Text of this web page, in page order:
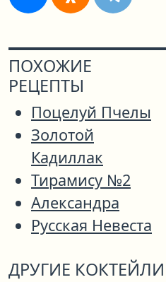
ПОХОЖИЕ
РЕЦЕПТЫ
Поцелуй Пчелы
Золотой
Кадиллак
Тирамису №2
Александра
Русская Невеста
ДРУГИЕ КОКТЕЙЛИ